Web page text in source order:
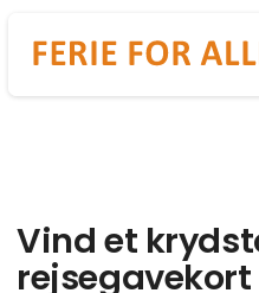
Vind et
rejsegavekort